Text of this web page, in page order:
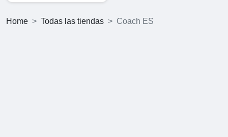
Home Todas las tiendas Coach ES